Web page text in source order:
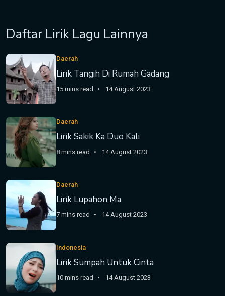
Daftar Lirik Lagu Lainnya
Daerah
Lirik Tangih Di Rumah Gadang
15 mins read 14 August 2023
Daerah
Lirik Sakik Ka Duo Kali
8 mins read 14 August 2023
Daerah
Lirik Lupahon Ma
7 mins read 14 August 2023
Indonesia
Lirik Sumpah Untuk Cinta
10 mins read 14 August 2023